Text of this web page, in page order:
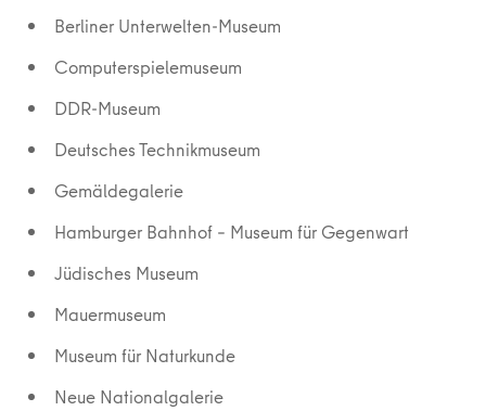
Berliner Unterwelten-Museum
Computerspielemuseum
DDR-Museum
Deutsches Technikmuseum
Gemäldegalerie
Hamburger Bahnhof – Museum für Gegenwart
Jüdisches Museum
Mauermuseum
Museum für Naturkunde
Neue Nationalgalerie